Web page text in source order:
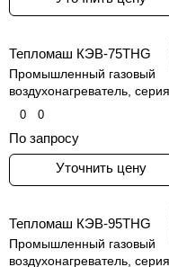
Тепломаш КЭВ-75THG
Промышленный газовый
воздухонагреватель, серия
КЭВ-THG
0 0
По запросу
Уточнить цену
Тепломаш КЭВ-95THG
Промышленный газовый
воздухонагреватель, серия